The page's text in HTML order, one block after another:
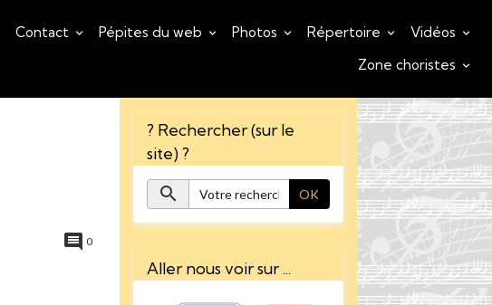
Contact Pépites du web Photos Répertoire
Vidéos
Zone choristes
0
? Rechercher (sur le
site) ?
OK
Aller nous voir sur ...